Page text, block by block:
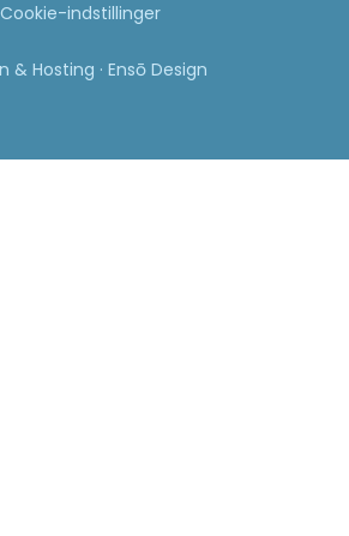
Cookie-indstillinger
& Hosting · Ensō Design